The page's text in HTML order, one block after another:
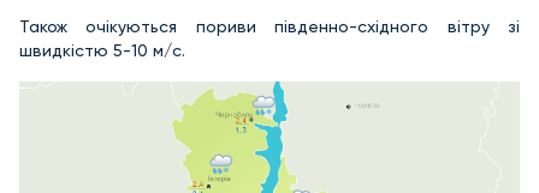
Також очікуються пориви південно-східного вітру зі
швидкістю 5-10 м/с.